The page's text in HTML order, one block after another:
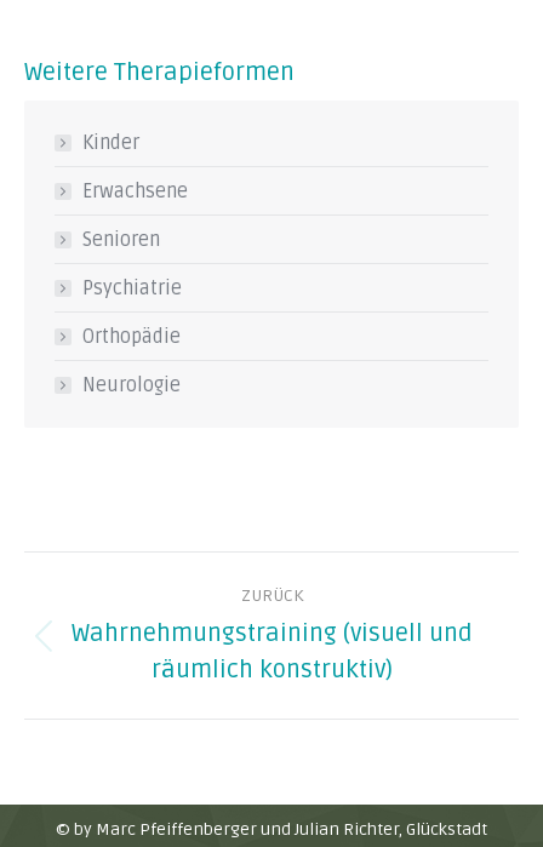
Weitere Therapieformen
Kinder
Erwachsene
Senioren
Psychiatrie
Orthopädie
Neurologie
Kommentarnavigation
ZURÜCK
Vorheriger
Beitrag:
Wahrnehmungstraining (visuell und
räumlich konstruktiv)
© by Marc Pfeiffenberger und Julian Richter, Glückstadt